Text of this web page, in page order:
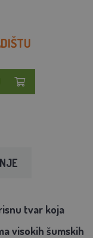
tvar koja
visokih šumskih